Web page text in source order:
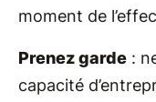
moment de
Prenez garde :
capacité